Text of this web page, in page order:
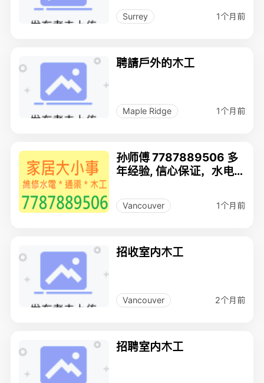
Surrey 1个月前
聘請戶外的木工
Maple Ridge 1个月前
孙师傅 7787889506 多
年经验, 信心保证，水电
Vancouver 1个月前
招收室内木工
Vancouver 2个月前
招聘室内木工